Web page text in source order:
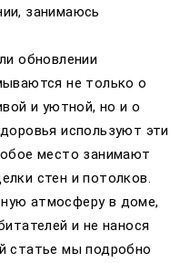
занимаюсь
обновлении
не только о
и уютной, но и о
используют эти
место занимают
стен и потолков.
атмосферу в доме,
и не нанося
статье мы подробно